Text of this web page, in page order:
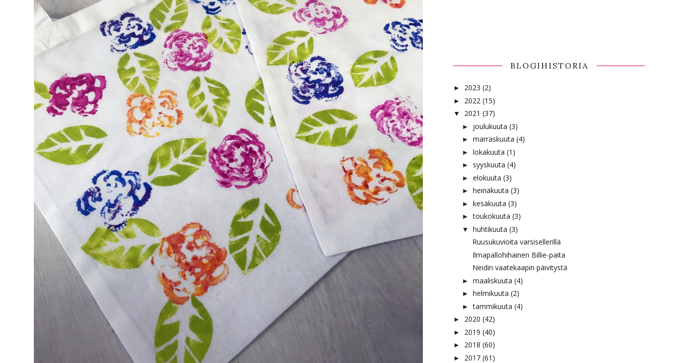
BLOGIHISTORIA
► 2023 (2)
► 2022 (15)
▼ 2021 (37)
► joulukuuta (3)
► marraskuuta (4)
► lokakuuta (1)
► syyskuuta (4)
► elokuuta (3)
► heinäkuuta (3)
► kesäkuuta (3)
►toukokuuta (3)
▼ huhtikuuta (3)
Ruusukuvioita varsisellerillä
Ilmapallohihainen Billie-paita
Neidin vaatekaapin päivitystä
► maaliskuuta (4)
► helmikuuta (2)
►tammikuuta (4)
► 2020 (42)
► 2019 (40)
► 2018 (60)
► 2017 (61)